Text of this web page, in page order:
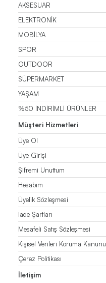
AKSESUAR
ELEKTRONİK
MOBİLYA
SPOR
OUTDOOR
SÜPERMARKET
YAŞAM
%50 İNDİRİMLİ ÜRÜNLER
Müşteri Hizmetleri
Üye Ol
Üye Girişi
Şifremi Unuttum
Hesabım
Üyelik Sözleşmesi
İade Şartları
Mesafeli Satış Sözleşmesi
Kişisel Verileri Koruma Kanunu
Çerez Politikası
İletişim